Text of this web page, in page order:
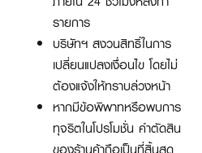
รายการ
บริษัทฯ สงวนสิทธิ์ในการ
เปลี่ยนแปลงเงื่อนไข โดยไม่
ต้องแจ้งให้ทราบล่วงหน้า
หากมีข้อพิพาทหรือพบการ
ทุจริตในโปรโมชั่น คำตัดสิน